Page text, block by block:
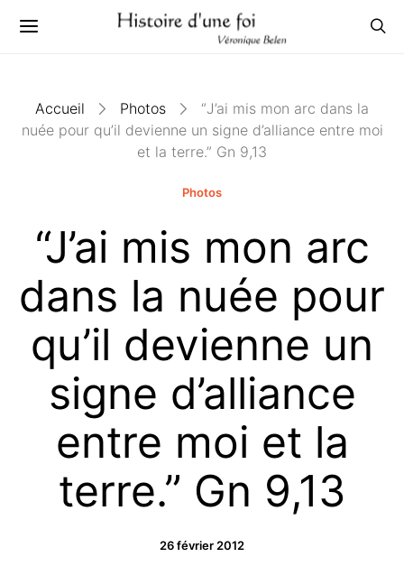
Accueil Photos
“J’ai mis mon arc dans la
nuée pour qu’il devienne un signe d’alliance entre moi
et la terre.” Gn 9,13
Photos
“J’ai mis mon arc
dans la nuée pour
qu’il devienne un
signe d’alliance
entre moi et la
terre.” Gn 9,13
26 février 2012